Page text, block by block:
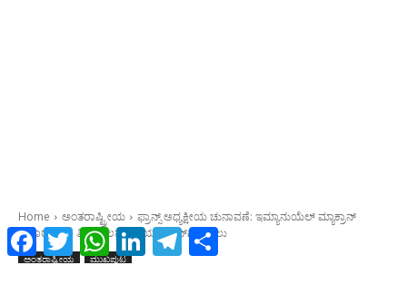
Facebook
TwitterWhatsApp
LinkedInTelegramShare